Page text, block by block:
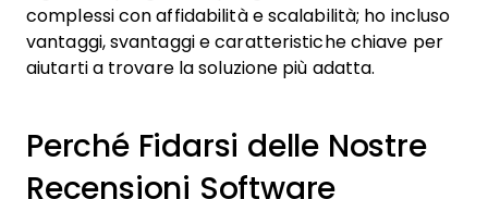
complessi con affidabilità e scalabilità; ho incluso
vantaggi, svantaggi e caratteristiche chiave per
aiutarti a trovare la soluzione più adatta.
Perché Fidarsi delle Nostre
Recensioni Software